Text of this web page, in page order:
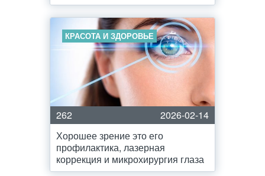
КРАСОТА И ЗДОРОВЬЕ
262
2026-02-14
Хорошее зрение это его
профилактика, лазерная
коррекция и микрохирургия глаза